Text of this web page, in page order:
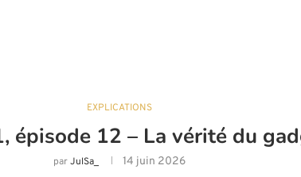
EXPLICATIONS
épisode 12 – La vérité du
parJulSa_ 14 juin 2026